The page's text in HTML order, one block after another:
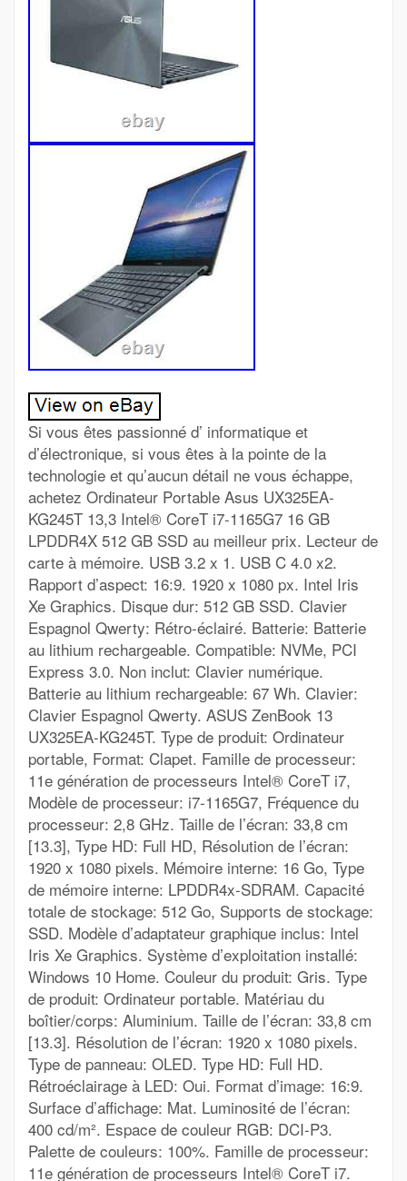
Si vous êtes passionné d’ informatique et
d’électronique, si vous êtes à la pointe de la
technologie et qu’aucun détail ne vous échappe,
achetez Ordinateur Portable Asus UX325EA-
KG245T 13,3 Intel® CoreT i7-1165G7 16 GB
LPDDR4X 512 GB SSD au meilleur prix. Lecteur de
carte à mémoire. USB 3.2 x 1. USB C 4.0 x2.
Rapport d’aspect: 16:9. 1920 x 1080 px. Intel Iris
Xe Graphics. Disque dur: 512 GB SSD. Clavier
Espagnol Qwerty: Rétro-éclairé. Batterie: Batterie
au lithium rechargeable. Compatible: NVMe, PCI
Express 3.0. Non inclut: Clavier numérique.
Batterie au lithium rechargeable: 67 Wh. Clavier:
Clavier Espagnol Qwerty. ASUS ZenBook 13
UX325EA-KG245T. Type de produit: Ordinateur
portable, Format: Clapet. Famille de processeur:
11e génération de processeurs Intel® CoreT i7,
Modèle de processeur: i7-1165G7, Fréquence du
processeur: 2,8 GHz. Taille de l’écran: 33,8 cm
[13.3], Type HD: Full HD, Résolution de l’écran:
1920 x 1080 pixels. Mémoire interne: 16 Go, Type
de mémoire interne: LPDDR4x-SDRAM. Capacité
totale de stockage: 512 Go, Supports de stockage:
SSD. Modèle d’adaptateur graphique inclus: Intel
Iris Xe Graphics. Système d’exploitation installé:
Windows 10 Home. Couleur du produit: Gris. Type
de produit: Ordinateur portable. Matériau du
boîtier/corps: Aluminium. Taille de l’écran: 33,8 cm
[13.3]. Résolution de l’écran: 1920 x 1080 pixels.
Type de panneau: OLED. Type HD: Full HD.
Rétroéclairage à LED: Oui. Format d’image: 16:9.
Surface d’affichage: Mat. Luminosité de l’écran:
400 cd/m². Espace de couleur RGB: DCI-P3.
Palette de couleurs: 100%. Famille de processeur:
11e génération de processeurs Intel® CoreT i7.